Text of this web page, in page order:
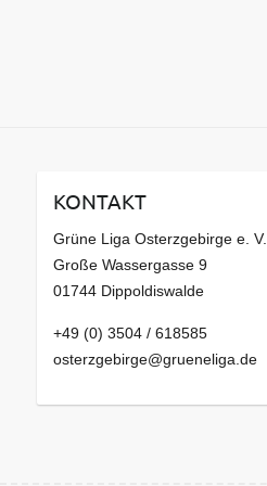
KONTAKT
Grüne Liga Osterzgebirge e. V.
Große Wassergasse 9
01744 Dippoldiswalde
+49 (0) 3504 / 618585
osterzgebirge@grueneliga.de